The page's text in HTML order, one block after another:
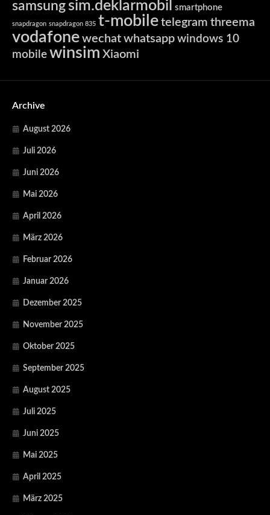
samsung sim.deklarmobil smartphone
snapdragon snapdragon 835 t-mobile telegram threema
vodafone wechat whatsapp windows 10
mobile winsim Xiaomi
Archive
August 2026
Juli 2026
Juni 2026
Mai 2026
April 2026
März 2026
Februar 2026
Januar 2026
Dezember 2025
November 2025
Oktober 2025
September 2025
August 2025
Juli 2025
Juni 2025
Mai 2025
April 2025
März 2025